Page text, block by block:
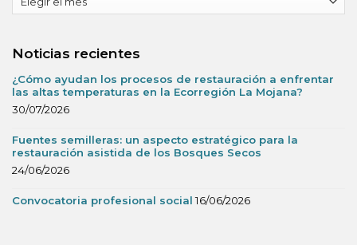
noticia
Noticias recientes
¿Cómo ayudan los procesos de restauración a enfrentar
las altas temperaturas en la Ecorregión La Mojana?
30/07/2026
Fuentes semilleras: un aspecto estratégico para la
restauración asistida de los Bosques Secos
24/06/2026
Convocatoria profesional social 16/06/2026